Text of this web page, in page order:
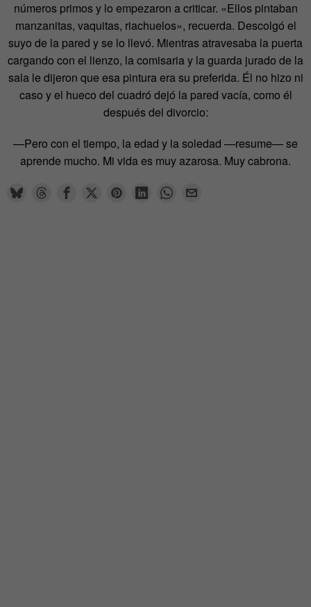
números primos y lo empezaron a criticar. «Ellos pintaban
manzanitas, vaquitas, riachuelos», recuerda. Descolgó el
suyo de la pared y se lo llevó. Mientras atravesaba la puerta
cargando con el lienzo, la comisaria y la guarda jurado de la
sala le dijeron que esa pintura era su preferida. Él no hizo ni
caso y el hueco del cuadró dejó la pared vacía, como él
después del divorcio:
—Pero con el tiempo, la edad y la soledad —resume— se
aprende mucho. Mi vida es muy azarosa. Muy cabrona.